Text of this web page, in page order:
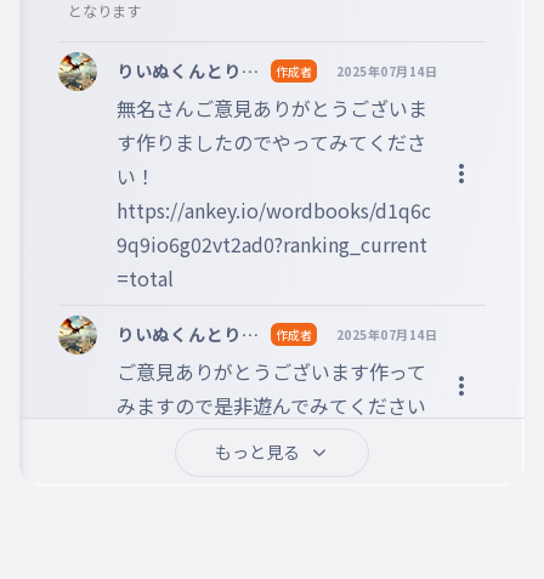
17
FJFJFJFJFJFJFJFJFJFJFJFJFJFJFJFJFJ
FJ
18
FJFJFJFJFJFJFJFJFJFJFJFJFJFJFJFJFJ
FJFJ
FJFJFJFJFJFJFJFJFJFJFJFJFJFJFJFJFJ
FJFJFJ
fjfjfjfjfjfjfjfjfjfjfjfjfjfjfjfjfj
FJって打つのめんどい
となります
りいぬくんとりょ
さんすき🪽🎀👑 ☃
💎 🕶️🕹️ 🐶🐉🏙️
♥🐱 ＠暇す
作成者 2025年07月14日
無名さんご意見ありがとうございま
す作りましたのでやってみてくださ
い！
https://ankey.io/wordbooks/d1q6c
9q9io6g02vt2ad0?ranking_current
=total
りいぬくんとりょ
さんすき🪽🎀👑 ☃
💎 🕶️🕹️ 🐶🐉🏙️
♥🐱 ＠暇す
作成者 2025年07月14日
ご意見ありがとうございます作って
みますので是非遊んでみてください
もっと見る